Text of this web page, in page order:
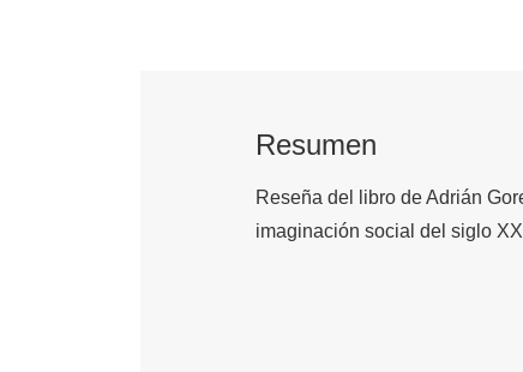
Resumen
Reseña del libro de Adrián
imaginación social del siglo